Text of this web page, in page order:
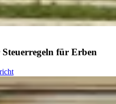
für Erben